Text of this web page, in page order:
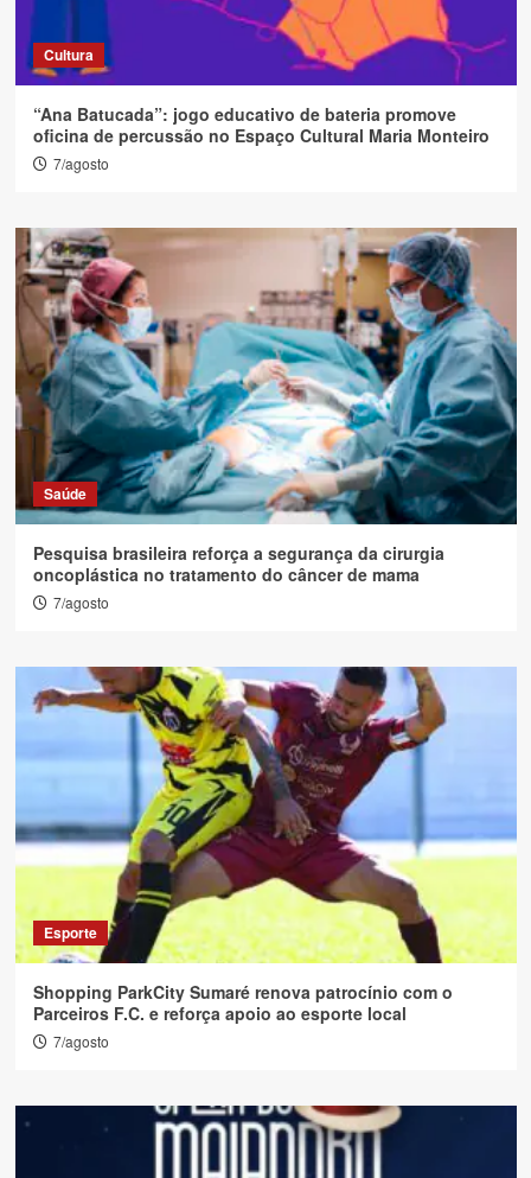
Cultura
“Ana Batucada”: jogo educativo de bateria promove
oficina de percussão no Espaço Cultural Maria Monteiro
7/agosto
Saúde
Pesquisa brasileira reforça a segurança da cirurgia
oncoplástica no tratamento do câncer de mama
7/agosto
Esporte
Shopping ParkCity Sumaré renova patrocínio com o
Parceiros F.C. e reforça apoio ao esporte local
7/agosto